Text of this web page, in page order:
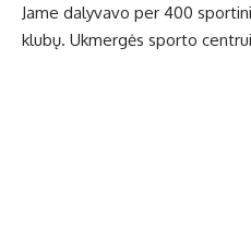
Jame dalyvavo per 400
klubų. Ukmergės sporto